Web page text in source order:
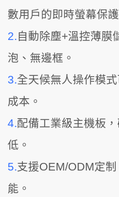
數用戶的即時螢幕保護
2.自動除塵+溫控薄膜
泡、無邊框。
3.全天候無人操作模
成本。
4.配備工業級主機板
低。
5.支援OEM/ODM定
能。